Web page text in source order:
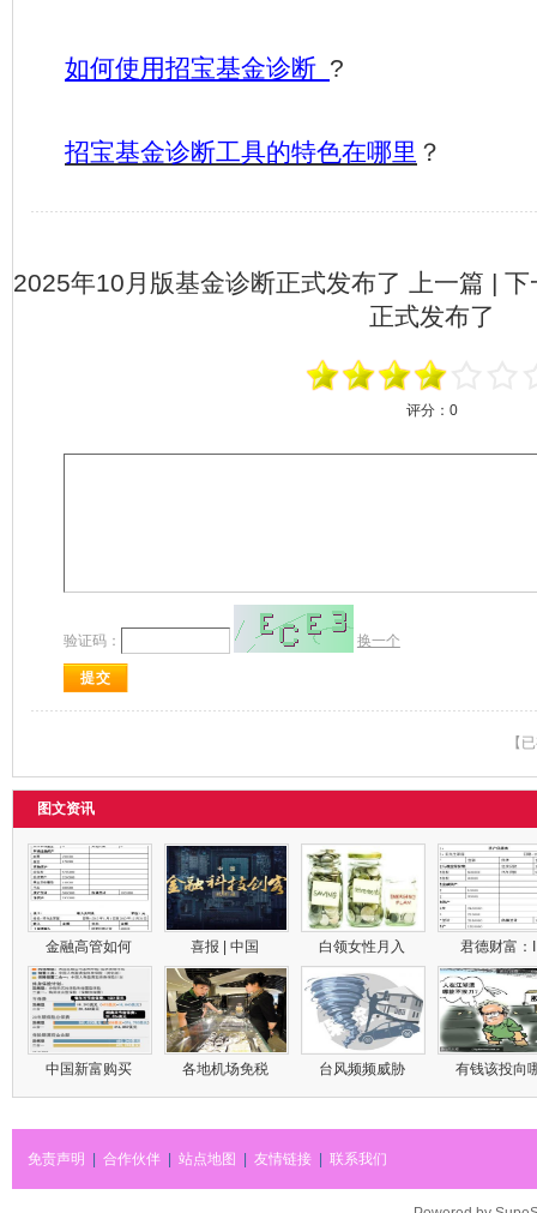
如何使用招宝基金诊断 ?
招宝基金诊断工具的特色在哪里 ？
2025年10月版基金诊断正式发布了
上一篇 |
正式发布了
评分： 0
验证码： 换一个
【
图文资讯
金融高管如何 喜报 | 中国 白领女性月入 君德财富
中国新富购买 各地机场免税 台风频频威胁 有钱该投向
免责声明 合作伙伴 站点地图 友情链接 联系我们